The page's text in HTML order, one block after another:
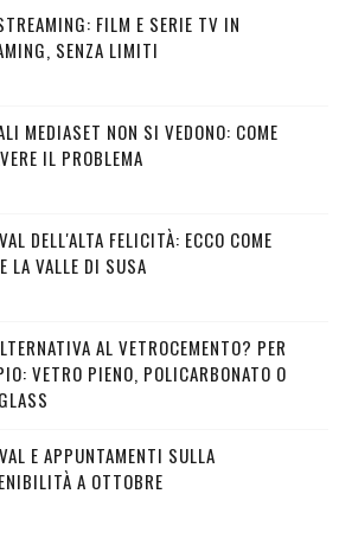
FILM E SERIE TV IN
SENZA LIMITI
MEDIASET NON SI VEDONO: COME
IL PROBLEMA
DELL'ALTA FELICITÀ: ECCO COME
LA VALLE DI SUSA
AL VETROCEMENTO? PER
VETRO PIENO, POLICARBONATO O
E APPUNTAMENTI SULLA
A OTTOBRE